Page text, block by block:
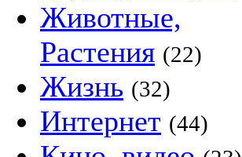
Животные,
Растения (22)
Жизнь (32)
Интернет (44)